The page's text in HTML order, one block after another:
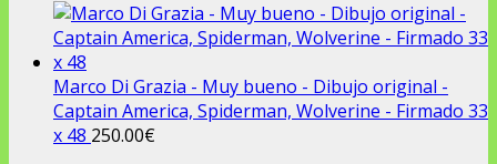
Marco Di Grazia - Muy bueno - Dibujo original -
Captain America, Spiderman, Wolverine - Firmado 33
x 48 250.00€